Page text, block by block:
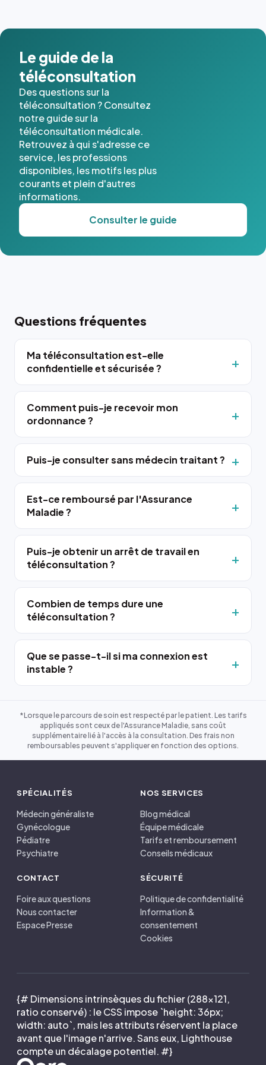
Le guide de la
téléconsultation
Des questions sur la
téléconsultation ? Consultez
notre guide sur la
téléconsultation médicale.
Retrouvez à qui s'adresse ce
service, les professions
disponibles, les motifs les plus
courants et plein d'autres
informations.
Consulter le guide
Questions fréquentes
Ma téléconsultation est-elle
confidentielle et sécurisée ?
Comment puis-je recevoir mon
ordonnance ?
Puis-je consulter sans médecin traitant ?
Est-ce remboursé par l'Assurance
Maladie ?
Puis-je obtenir un arrêt de travail en
téléconsultation ?
Combien de temps dure une
téléconsultation ?
Que se passe-t-il si ma connexion est
instable ?
*Lorsque le parcours de soin est respecté par le patient. Les tarifs
appliqués sont ceux de l'Assurance Maladie, sans coût
supplémentaire lié à l'accès à la consultation. Des frais non
remboursables peuvent s'appliquer en fonction des options.
SPÉCIALITÉS
Médecin généraliste
Gynécologue
Pédiatre
Psychiatre
NOS SERVICES
Blog médical
Équipe médicale
Tarifs et remboursement
Conseils médicaux
CONTACT
Foire aux questions
Nous contacter
Espace Presse
SÉCURITÉ
Politique de confidentialité
Information &
consentement
Cookies
{# Dimensions intrinsèques du fichier (288×121,
ratio conservé) : le CSS impose `height: 36px;
width: auto`, mais les attributs réservent la place
avant que l'image n'arrive. Sans eux, Lighthouse
compte un décalage potentiel. #}